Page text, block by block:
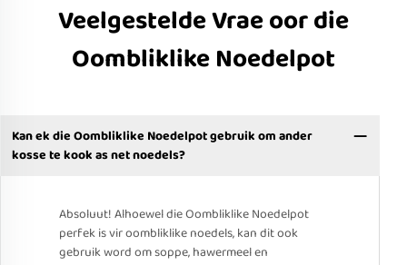
Veelgestelde Vrae oor die
Oombliklike Noedelpot
Kan ek die Oombliklike Noedelpot gebruik om ander
kosse te kook as net noedels?
Absoluut! Alhoewel die Oombliklike Noedelpot
perfek is vir oombliklike noedels, kan dit ook
gebruik word om soppe, hawermeel en